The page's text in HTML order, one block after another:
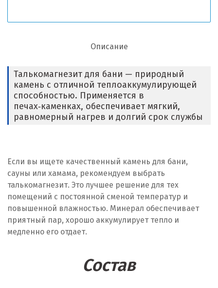
Описание
Талькомагнезит для бани — природный
камень с отличной теплоаккумулирующей
способностью. Применяется в
печах‑каменках, обеспечивает мягкий,
равномерный нагрев и долгий срок службы
Если вы ищете качественный камень для бани,
сауны или хамама, рекомендуем выбрать
талькомагнезит. Это лучшее решение для тех
помещений с постоянной сменой температур и
повышенной влажностью. Минерал обеспечивает
приятный пар, хорошо аккумулирует тепло и
медленно его отдает.
Состав